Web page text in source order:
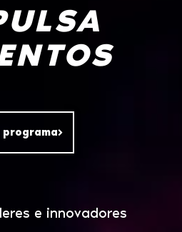
programa
e innovadores